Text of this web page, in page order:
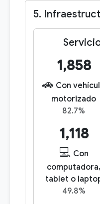
5.
1,858
🚗 Con
motorizado
82.7%
1,118
💻 Con
computadora,
tablet o
49.8%